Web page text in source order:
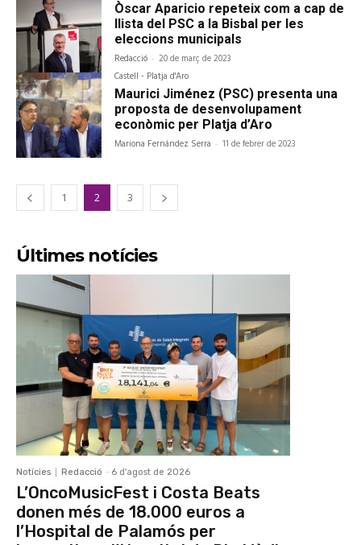
Òscar Aparicio repeteix com a cap de
llista del PSC a la Bisbal per les
eleccions municipals
Redacció - 20 de març de 2023
Castell - Platja d'Aro
Maurici Jiménez (PSC) presenta una
proposta de desenvolupament
econòmic per Platja d’Aro
Mariona Fernández Serra - 11 de febrer de 2023
1 2 3
Últimes notícies
Notícies Redacció - 6 d'agost de 2026
L’OncoMusicFest i Costa Beats
donen més de 18.000 euros a
l’Hospital de Palamós per